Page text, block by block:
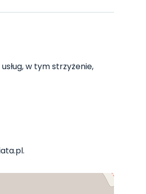
w tym strzyżenie,